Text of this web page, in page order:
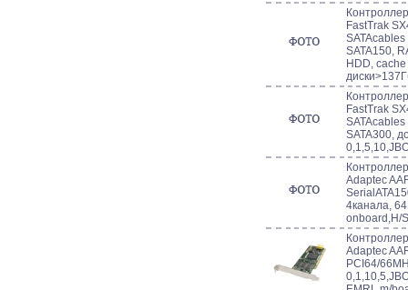
FastTrak
SATA150,
HDD,
FastTrak
SATA300,
Adaptec
4канала,
onboard,H/
Adaptec
PCI64/